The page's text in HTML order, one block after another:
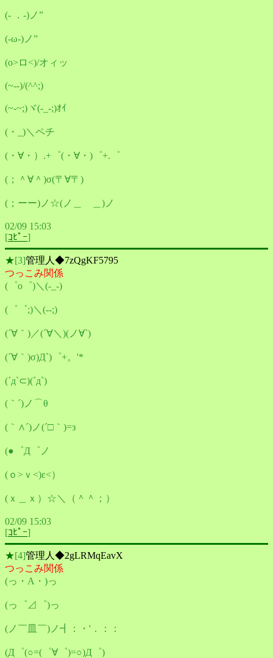
(- ．-)ノ”
(-ω-)ノ”
(o>ロ<)/オィッ
(~--)/(^^;)
(~-~;)ヾ(-_-;)ｵｲ
(・_)＼ペチ
(・∀・）.+゜(・∀・)゜+.゜
(；＾∀＾)σ(〒∀〒)ゞ
(；ーー)ノ☆(ノ＿ ＿)ノ
02/09 15:03
[ｺﾋﾟｰ]
★[3]管理人◆7zQgKF5795
つっこみ関係
(゜o゜)＼(-_-)
(゜゜;)＼(--;)
(´∀｀)／(´∀＼)(ノ∀`)
(´∀｀)σ)Д`)゜+。'*
(´д`⊂)(´д`)
(｀´)ノ⌒θ
(｀∧´)ノ(´□｀)=з
(●゜Д゜ノ
(ｏ>ｖ<)ε<）
(ｘ＿ｘ）☆＼（＾＾；）
02/09 15:03
[ｺﾋﾟｰ]
★[4]管理人◆2gLRMqEavX
つっこみ関係
(っ・A・)っ
(っ゜⊿゜)っ
(ノ￣皿￣)ノ┫：・'．：：
(Д゜(○=(゜∀゜)=○)Д゜)